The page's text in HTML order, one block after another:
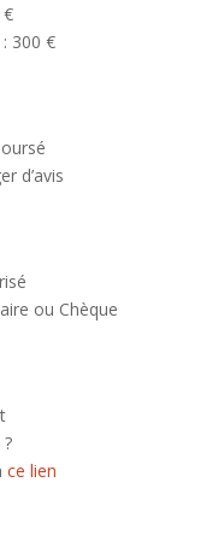
€
300 €
d’avis
ou Chèque
ce lien